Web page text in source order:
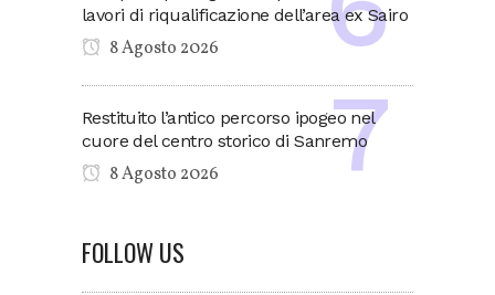
lavori di riqualificazione dell’area ex Sairo
8 Agosto 2026
Restituito l’antico percorso ipogeo nel
cuore del centro storico di Sanremo
8 Agosto 2026
FOLLOW US